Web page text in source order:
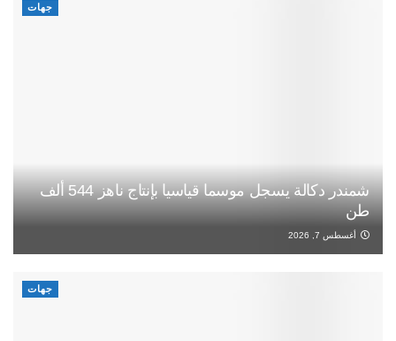
جهات
شمندر دكالة يسجل موسما قياسيا بإنتاج ناهز 544 ألف
طن
أغسطس 7, 2026
جهات